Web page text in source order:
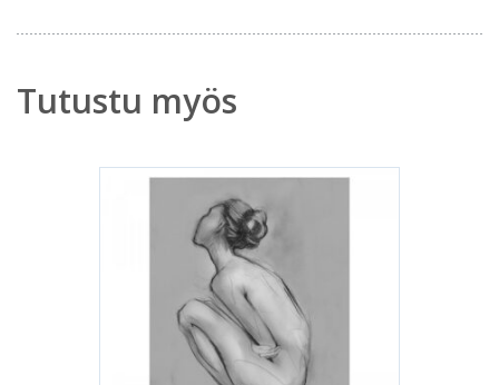
Tutustu myös